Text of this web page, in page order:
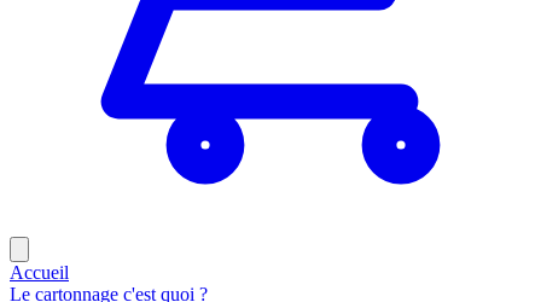
Accueil
Le cartonnage c'est quoi ?